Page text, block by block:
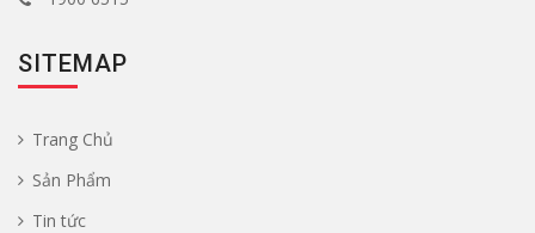
SITEMAP
Trang Chủ
Sản Phẩm
Tin tức